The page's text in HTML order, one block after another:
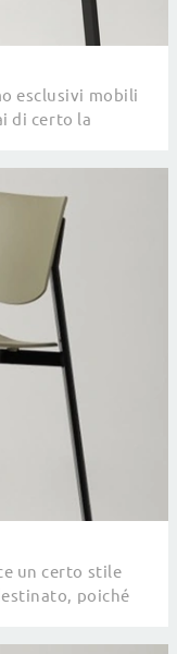
esclusivi mobili
di certo la
un certo stile
poiché